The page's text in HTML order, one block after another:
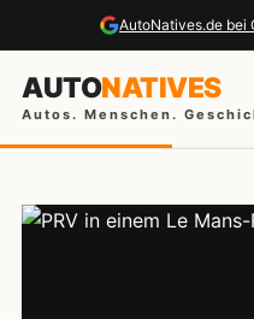
AutoNatives.de bei
AUTONATIVES
Autos. Menschen.